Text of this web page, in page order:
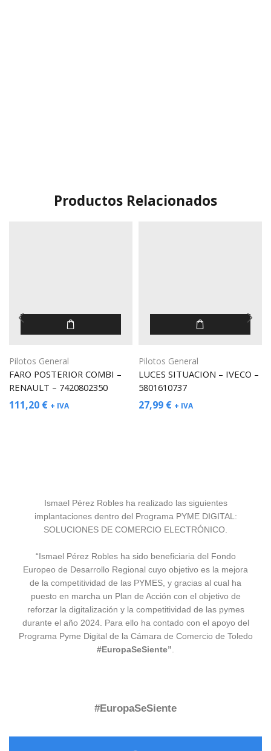
Productos Relacionados
Pilotos General
FARO POSTERIOR COMBI –
RENAULT – 7420802350
111,20 € + IVA
Pilotos General
LUCES SITUACION – IVECO –
5801610737
27,99 € + IVA
Ismael Pérez Robles ha realizado las siguientes
implantaciones dentro del Programa PYME DIGITAL:
SOLUCIONES DE COMERCIO ELECTRÓNICO.
“Ismael Pérez Robles ha sido beneficiaria del Fondo
Europeo de Desarrollo Regional cuyo objetivo es la mejora
de la competitividad de las PYMES, y gracias al cual ha
puesto en marcha un Plan de Acción con el objetivo de
reforzar la digitalización y la competitividad de las pymes
durante el año 2024. Para ello ha contado con el apoyo del
Programa Pyme Digital de la Cámara de Comercio de Toledo
#EuropaSeSiente”
#EuropaSeSiente